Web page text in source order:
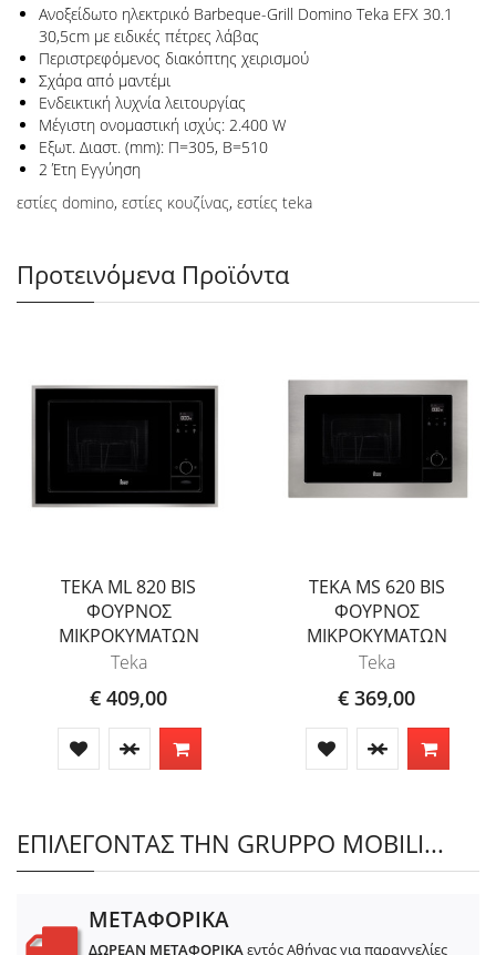
Ανοξείδωτο ηλεκτρικό Barbeque-Grill Domino Teka EFX 30.1
30,5cm με ειδικές πέτρες λάβας
Περιστρεφόμενος διακόπτης χειρισμού
Σχάρα από μαντέμι
Ενδεικτική λυχνία λειτουργίας
Μέγιστη ονομαστική ισχύς: 2.400 W
Εξωτ. Διαστ. (mm): Π=305, Β=510
2 Έτη Εγγύηση
εστίες domino, εστίες κουζίνας, εστίες teka
Προτεινόμενα Προϊόντα
TEKA ML 820 BIS
ΦΟΥΡΝΟΣ
ΜΙΚΡΟΚΥΜΑΤΩΝ
Teka
€ 409,00
TEKA MS 620 BIS
ΦΟΥΡΝΟΣ
ΜΙΚΡΟΚΥΜΑΤΩΝ
Teka
€ 369,00
ΕΠΙΛΕΓΟΝΤΑΣ ΤΗΝ GRUPPO MOBILI...
ΜΕΤΑΦΟΡΙΚΑ
ΔΩΡΕΑΝ ΜΕΤΑΦΟΡΙΚΑεντός Αθήνας για παραγγελίες